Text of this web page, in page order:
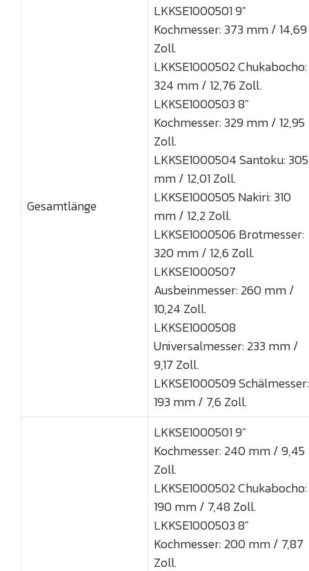
Gesamtlänge
LKKSE1000501 9"
Kochmesser: 373 mm / 14,69
Zoll.
LKKSE1000502 Chukabocho:
324 mm / 12,76 Zoll.
LKKSE1000503 8"
Kochmesser: 329 mm / 12,95
Zoll.
LKKSE1000504 Santoku: 305
mm / 12,01 Zoll.
LKKSE1000505 Nakiri: 310
mm / 12,2 Zoll.
LKKSE1000506 Brotmesser:
320 mm / 12,6 Zoll.
LKKSE1000507
Ausbeinmesser: 260 mm /
10,24 Zoll.
LKKSE1000508
Universalmesser: 233 mm /
9,17 Zoll.
LKKSE1000509 Schälmesser:
193 mm / 7,6 Zoll.
LKKSE1000501 9"
Kochmesser: 240 mm / 9,45
Zoll.
LKKSE1000502 Chukabocho:
190 mm / 7,48 Zoll.
LKKSE1000503 8"
Kochmesser: 200 mm / 7,87
Zoll.